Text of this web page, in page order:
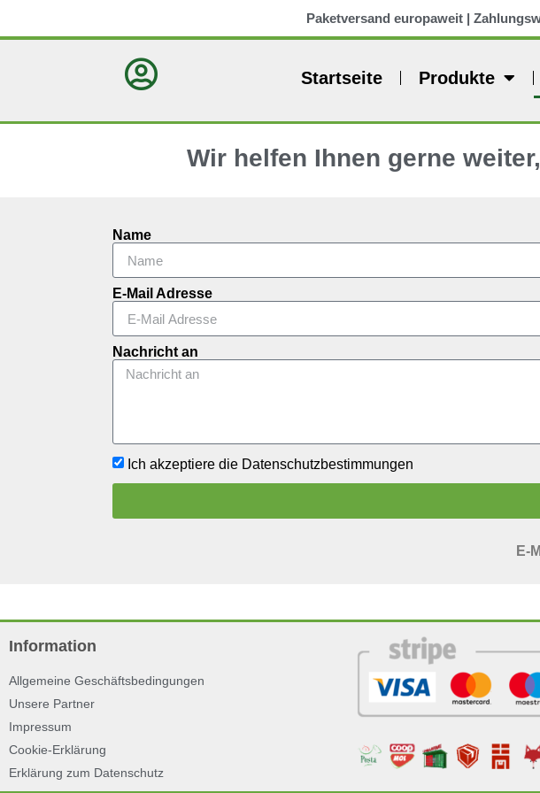
Paketversand europaweit |
Startseite Produkte
Wir helfen Ihnen gerne
Name
E-Mail Adresse
Nachricht an
Ich akzeptiere die Datenschutzbestimmungen
E-
Information
Allgemeine Geschäftsbedingungen
Unsere Partner
Impressum
Cookie-Erklärung
Erklärung zum Datenschutz